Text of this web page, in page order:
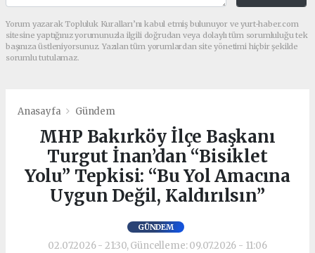
Yorum yazarak Topluluk Kuralları’nı kabul etmiş bulunuyor ve yurt-haber.com
sitesine yaptığınız yorumunuzla ilgili doğrudan veya dolaylı tüm sorumluluğu tek
başınıza üstleniyorsunuz. Yazılan tüm yorumlardan site yönetimi hiçbir şekilde
sorumlu tutulamaz.
Anasayfa Gündem
MHP Bakırköy İlçe Başkanı
Turgut İnan’dan “Bisiklet
Yolu” Tepkisi: “Bu Yol Amacına
Uygun Değil, Kaldırılsın”
GÜNDEM
02.07.2026 - 21:30, Güncelleme: 09.07.2026 - 11:06